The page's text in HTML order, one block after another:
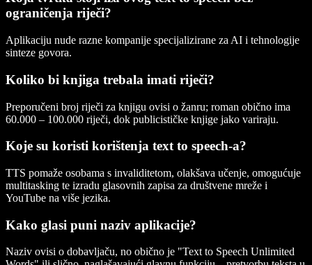
ograničenja riječi?
Aplikaciju nude razne kompanije specijalizirane za AI i tehnologije
sinteze govora.
Koliko bi knjiga trebala imati riječi?
Preporučeni broj riječi za knjigu ovisi o žanru; roman obično ima
60.000 – 100.000 riječi, dok publicističke knjige jako variraju.
Koje su koristi korištenja text to speech-a?
TTS pomaže osobama s invaliditetom, olakšava učenje, omogućuje
multitasking te izradu glasovnih zapisa za društvene mreže i
YouTube na više jezika.
Kako glasi puni naziv aplikacije?
Naziv ovisi o dobavljaču, no obično je "Text to Speech Unlimited